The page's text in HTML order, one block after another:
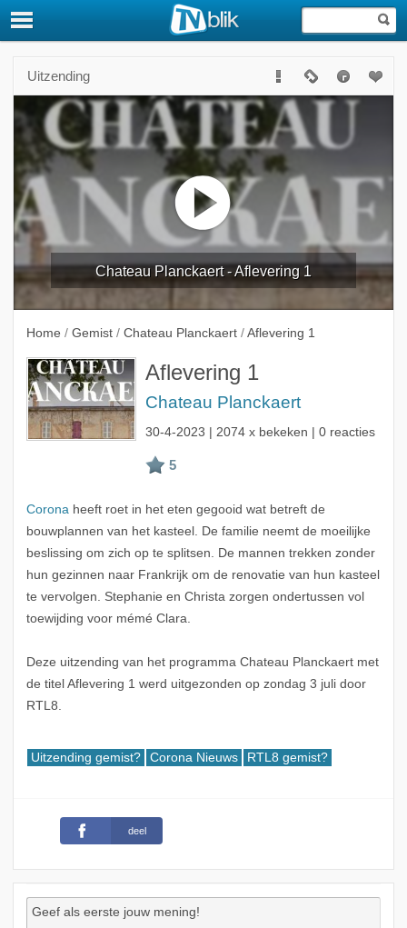
Uitzending
Chateau Planckaert - Aflevering 1
Home / Gemist / Chateau Planckaert / Aflevering 1
Aflevering 1
Chateau Planckaert
30-4-2023 | 2074 x bekeken | 0 reacties
Coronaheeft roet in het eten gegooid wat betreft de
bouwplannen van het kasteel. De familie neemt de moeilijke
beslissing om zich op te splitsen. De mannen trekken zonder
hun gezinnen naar Frankrijk om de renovatie van hun kasteel
te vervolgen. Stephanie en Christa zorgen ondertussen vol
toewijding voor mémé Clara.
Deze uitzending van het programma Chateau Planckaert met
de titel Aflevering 1 werd uitgezonden op zondag 3 juli door
RTL8.
Uitzending gemist? Corona Nieuws RTL8 gemist?
deel